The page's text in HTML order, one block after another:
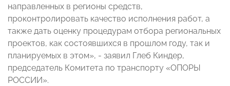
направленных в регионы средств,
проконтролировать качество исполнения работ, а
также дать оценку процедурам отбора региональных
проектов, как состоявшихся в прошлом году, так и
планируемых в этом», - заявил Глеб Киндер,
председатель Комитета по транспорту «ОПОРЫ
РОССИИ».